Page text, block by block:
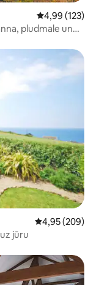
Vidējais
4,99 (123)
pludmale un
Vidējais
4,95 (209)
jūru